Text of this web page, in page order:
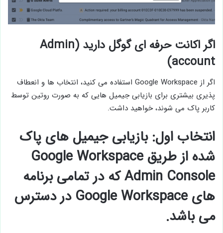
اگر اکانت حرفه ای گوگل دارید (Admin
account)
اگر از Google Workspace استفاده می کنید، انتخاب ها و انعطاف
پذیری بیشتری برای بازیابی جیمیل هایی که به صورت روتین توسط
کاربر پاک می شوند، خواهید داشت.
انتخاب اول: بازیابی جیمیل های پاک
شده از طریق Google Workspace
Admin Console که در تمامی برنامه
های Google Workspace در دسترس
می باشد.